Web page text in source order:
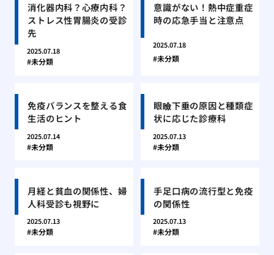
消化器内科？心療内科？
ストレス性胃腸炎の受診
先
2025.07.18
未分類
意識がない！熱中症重症
時の応急手当と注意点
2025.07.18
未分類
免疫バランスを整える食
生活のヒント
2025.07.14
未分類
眼瞼下垂の原因と種類症
状に応じた診療科
2025.07.13
未分類
月経と貧血の関係性、婦
人科受診も視野に
2025.07.13
未分類
手足口病の流行型と免疫
の関係性
2025.07.13
未分類